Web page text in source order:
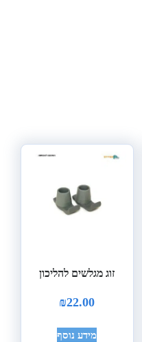
זוג מגלשים להליכון
₪22.00
מידע נוסף